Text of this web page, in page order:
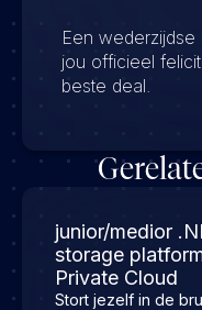
Een
jou officieel
beste deal.
junior/medior
storage
Private Cloud
Stort jezelf in de